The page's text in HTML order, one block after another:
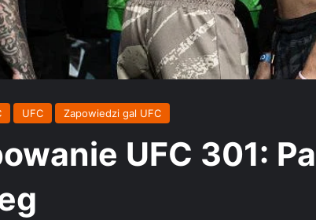
UFC Zapowiedzi gal UFC
UFC 301: